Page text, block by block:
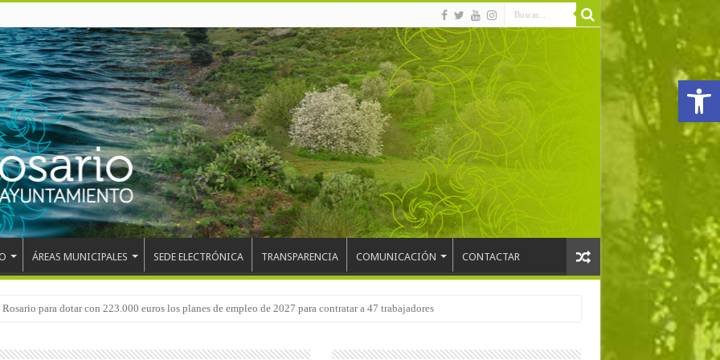
Abrir
ÁREAS MUNICIPALES SEDE ELECTRÓNICA TRANSPARENCIA COMUNICACIÓN CONTACTAR
CEIP San Isidro con las demoliciones para la instalación del ascensor